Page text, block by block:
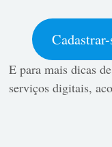
E para mais dicas
serviços digitais,